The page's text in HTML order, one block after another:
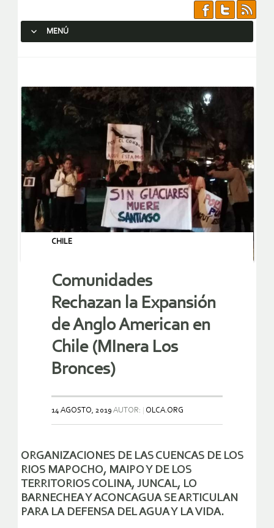
MENÚ
CHILE
Comunidades
Rechazan la Expansión
de Anglo American en
Chile (MInera Los
Bronces)
14 AGOSTO, 2019 AUTOR: OLCA.ORG
ORGANIZACIONES DE LAS CUENCAS DE LOS
RIOS MAPOCHO, MAIPO Y DE LOS
TERRITORIOS COLINA, JUNCAL, LO
BARNECHEA Y ACONCAGUA SE ARTICULAN
PARA LA DEFENSA DEL AGUA Y LA VIDA.